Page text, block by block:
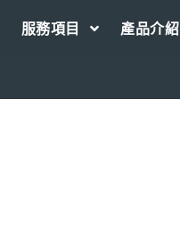
服務項目 產品介紹